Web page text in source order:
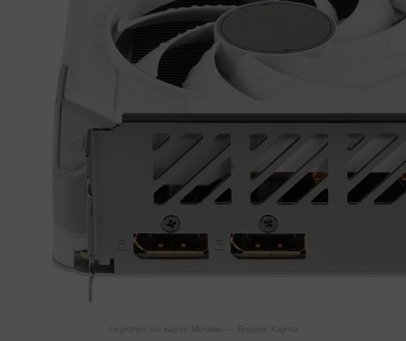
Legionpc на карте Москвы — Яндекс Карты